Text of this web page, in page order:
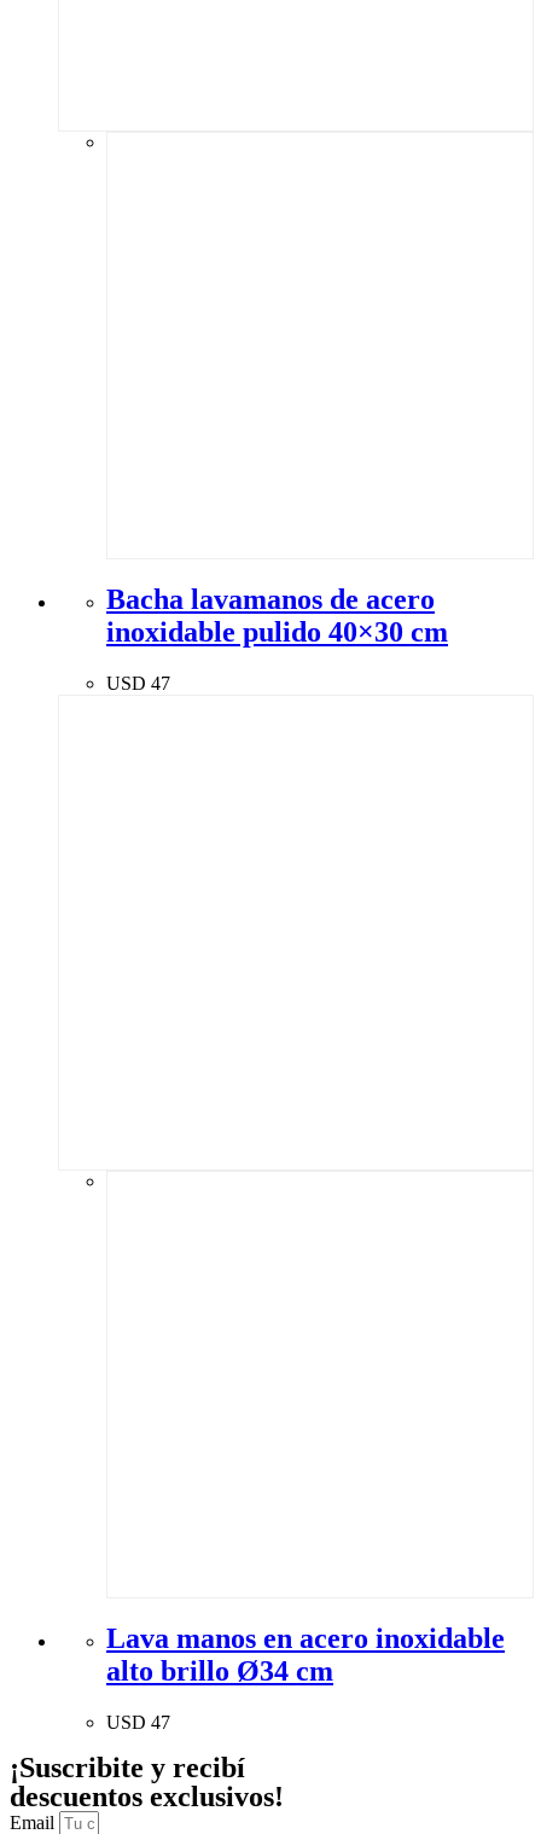
Bacha lavamanos de acero
inoxidable pulido 40×30 cm
USD 47
Lava manos en acero inoxidable
alto brillo Ø34 cm
USD 47
¡Suscribite y recibí
descuentos exclusivos!
Email